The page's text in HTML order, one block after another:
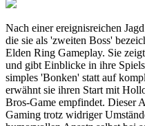
Nach einer ereignisreichen
die sie als 'zweiten Boss'
Elden Ring Gameplay. Sie
und gibt Einblicke in ihre
simples 'Bonken' statt auf
erwähnt sie ihren Start mit
Bros-Game empfindet. Dieser
Gaming trotz widriger